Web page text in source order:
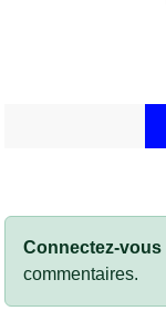
Connectez-vous
commentaires.